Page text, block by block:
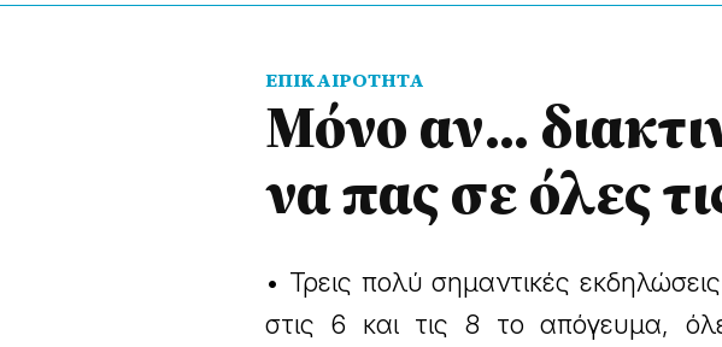
ΕΠΙΚΑΙΡΟΤΗΤΑ
Μόνο αν...
να πας σε όλες
• Τρεις πολύ σημαντικές
στις 6 και τις 8 το απόγευμα,